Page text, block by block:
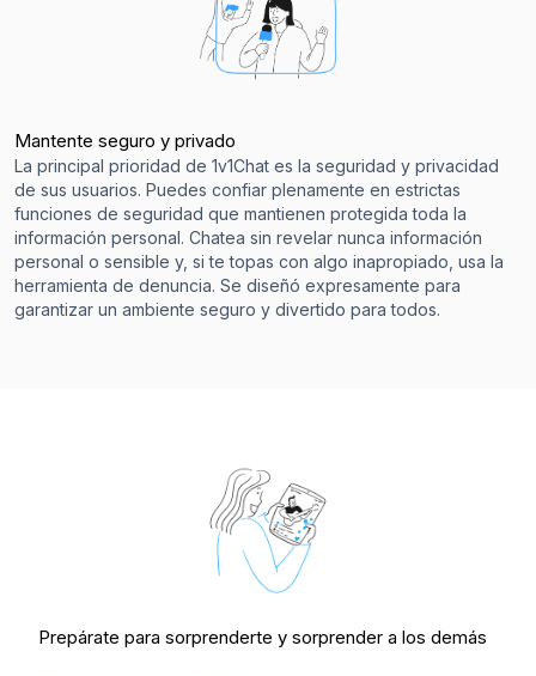
Mantente seguro y privado
La principal prioridad de 1v1Chat es la seguridad y privacidad
de sus usuarios. Puedes confiar plenamente en estrictas
funciones de seguridad que mantienen protegida toda la
información personal. Chatea sin revelar nunca información
personal o sensible y, si te topas con algo inapropiado, usa la
herramienta de denuncia. Se diseñó expresamente para
garantizar un ambiente seguro y divertido para todos.
Prepárate para sorprenderte y sorprender a los demás